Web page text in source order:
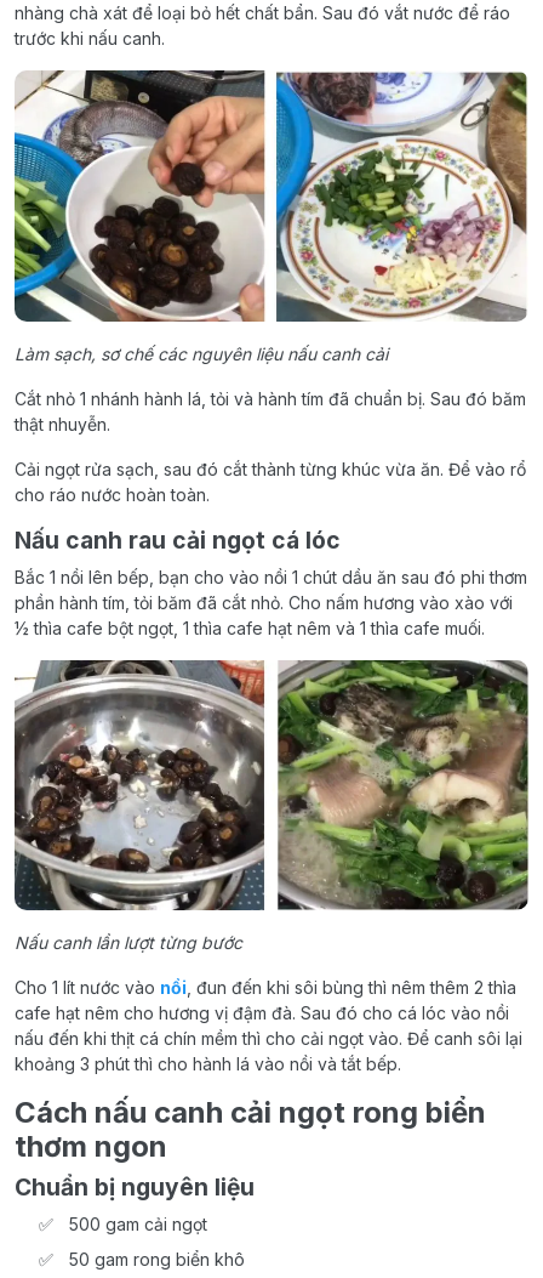
nhàng chà xát để loại bỏ hết chất bẩn. Sau đó vắt nước để ráo
trước khi nấu canh.
Làm sạch, sơ chế các nguyên liệu nấu canh cải
Cắt nhỏ 1 nhánh hành lá, tỏi và hành tím đã chuẩn bị. Sau đó băm
thật nhuyễn.
Cải ngọt rửa sạch, sau đó cắt thành từng khúc vừa ăn. Để vào rổ
cho ráo nước hoàn toàn.
Nấu canh rau cải ngọt cá lóc
Bắc 1 nồi lên bếp, bạn cho vào nồi 1 chút dầu ăn sau đó phi thơm
phần hành tím, tỏi băm đã cắt nhỏ. Cho nấm hương vào xào với
½ thìa cafe bột ngọt, 1 thìa cafe hạt nêm và 1 thìa cafe muối.
Nấu canh lần lượt từng bước
Cho 1 lít nước vào nồi , đun đến khi sôi bùng thì nêm thêm 2 thìa
cafe hạt nêm cho hương vị đậm đà. Sau đó cho cá lóc vào nồi
nấu đến khi thịt cá chín mềm thì cho cải ngọt vào. Để canh sôi lại
khoảng 3 phút thì cho hành lá vào nồi và tắt bếp.
Cách nấu canh cải ngọt rong biển
thơm ngon
Chuẩn bị nguyên liệu
500 gam cải ngọt
50 gam rong biển khô